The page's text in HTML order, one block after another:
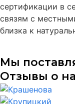
сертификации в
связям с
близка к
Мы
Отзывы о